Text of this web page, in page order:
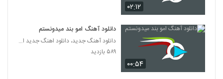
۰۲:۱۲
۰۰:۵۴
دانلود آهنگ امو بند میدونستم
دانلود آهنگ جدید، دانلود اهنگ جدید ایرانی
۵۸۹ بازدید